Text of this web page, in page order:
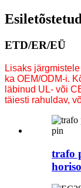
ETD/ER/EÜ
Lisaks
ka OEM/ODM-i.
läbinud UL- või
täiesti rahuldav,
trafo